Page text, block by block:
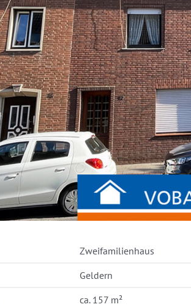
Zweifamilienhaus
Geldern
ca. 157 m²